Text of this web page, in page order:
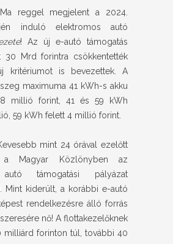
reggel megjelent a 2024.
induló elektromos autó
! Az új e-autó támogatás
30 Mrd forintra csökkentették
kritériumot is bevezettek. A
maximuma 41 kWh-s akku
millió forint, 41 és 59 kWh
59 kWh felett 4 millió forint.
mint 24 órával ezelőtt
a Magyar Közlönyben az
támogatási pályázat
Mint kiderült, a korábbi e-autó
rendelkezésre álló forrás
nő! A flottakezelőknek
milliárd forinton túl, további 40